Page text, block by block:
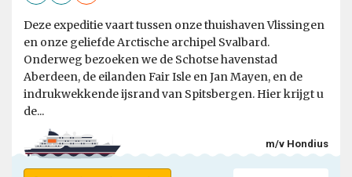
Deze expeditie vaart tussen onze thuishaven Vlissingen
en onze geliefde Arctische archipel Svalbard.
Onderweg bezoeken we de Schotse havenstad
Aberdeen, de eilanden Fair Isle en Jan Mayen, en de
indrukwekkende ijsrand van Spitsbergen. Hier krijgt u
de...
m/v Hondius